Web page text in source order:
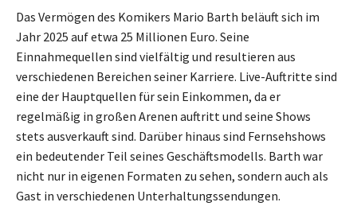
Das Vermögen des Komikers Mario Barth beläuft sich im
Jahr 2025 auf etwa 25 Millionen Euro. Seine
Einnahmequellen sind vielfältig und resultieren aus
verschiedenen Bereichen seiner Karriere. Live-Auftritte sind
eine der Hauptquellen für sein Einkommen, da er
regelmäßig in großen Arenen auftritt und seine Shows
stets ausverkauft sind. Darüber hinaus sind Fernsehshows
ein bedeutender Teil seines Geschäftsmodells. Barth war
nicht nur in eigenen Formaten zu sehen, sondern auch als
Gast in verschiedenen Unterhaltungssendungen.